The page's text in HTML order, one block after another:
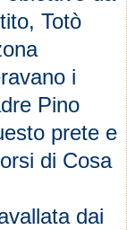
Totò
i
Pino
prete e
di Cosa
dai